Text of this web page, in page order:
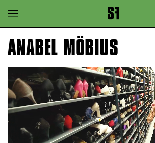
Zur Hauptnavigation springen
Zum Hauptinhalt springen
ANABEL MÖBIUS